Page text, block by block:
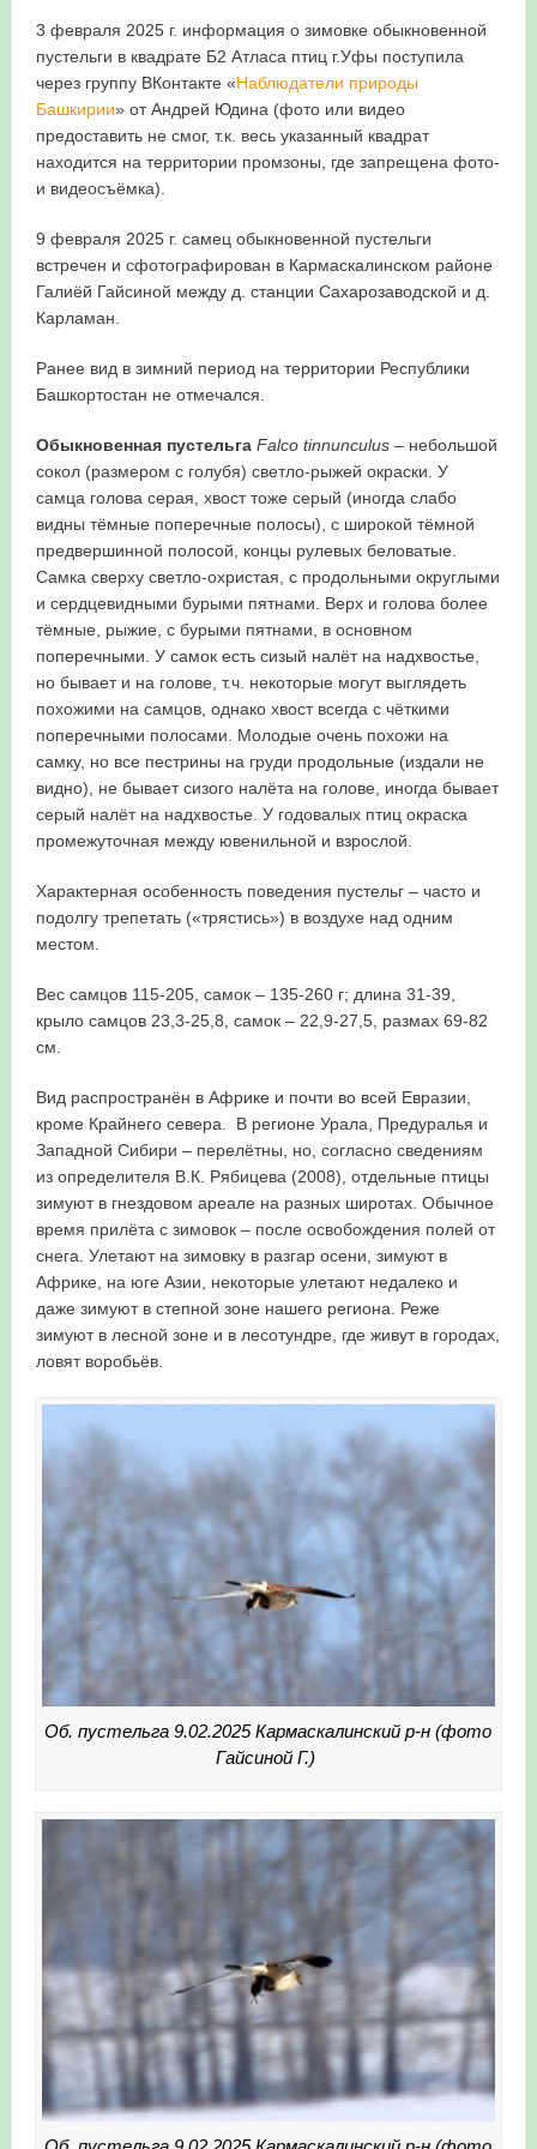
в Республике Башкортостан в 2026 году
3 февраля 2025 г. информация о зимовке обыкновенной
пустельги в квадрате Б2 Атласа птиц г.Уфы поступила
через группу ВКонтакте «Наблюдатели природы
Башкирии» от Андрей Юдина (фото или видео
предоставить не смог, т.к. весь указанный квадрат
находится на территории промзоны, где запрещена фото-
и видеосъёмка).
9 февраля 2025 г. самец обыкновенной пустельги
встречен и сфотографирован в Кармаскалинском районе
Галиёй Гайсиной между д. станции Сахарозаводской и д.
Карламан.
Ранее вид в зимний период на территории Республики
Башкортостан не отмечался.
Обыкновенная пустельга Falco tinnunculus– небольшой
сокол (размером с голубя) светло-рыжей окраски. У
самца голова серая, хвост тоже серый (иногда слабо
видны тёмные поперечные полосы), с широкой тёмной
предвершинной полосой, концы рулевых беловатые.
Самка сверху светло-охристая, с продольными округлыми
и сердцевидными бурыми пятнами. Верх и голова более
тёмные, рыжие, с бурыми пятнами, в основном
поперечными. У самок есть сизый налёт на надхвостье,
но бывает и на голове, т.ч. некоторые могут выглядеть
похожими на самцов, однако хвост всегда с чёткими
поперечными полосами. Молодые очень похожи на
самку, но все пестрины на груди продольные (издали не
видно), не бывает сизого налёта на голове, иногда бывает
серый налёт на надхвостье. У годовалых птиц окраска
промежуточная между ювенильной и взрослой.
Характерная особенность поведения пустельг – часто и
подолгу трепетать («трястись») в воздухе над одним
местом.
Вес самцов 115-205, самок – 135-260 г; длина 31-39,
крыло самцов 23,3-25,8, самок – 22,9-27,5, размах 69-82
см.
Вид распространён в Африке и почти во всей Евразии,
кроме Крайнего севера. В регионе Урала, Предуралья и
Западной Сибири – перелётны, но, согласно сведениям
из определителя В.К. Рябицева (2008), отдельные птицы
зимуют в гнездовом ареале на разных широтах. Обычное
время прилёта с зимовок – после освобождения полей от
снега. Улетают на зимовку в разгар осени, зимуют в
Африке, на юге Азии, некоторые улетают недалеко и
даже зимуют в степной зоне нашего региона. Реже
зимуют в лесной зоне и в лесотундре, где живут в городах,
ловят воробьёв.
Об. пустельга 9.02.2025 Кармаскалинский р-н (фото
Гайсиной Г.)